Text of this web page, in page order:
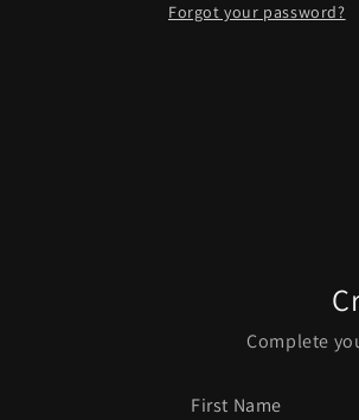
Forgot your password?
Complete
First Name